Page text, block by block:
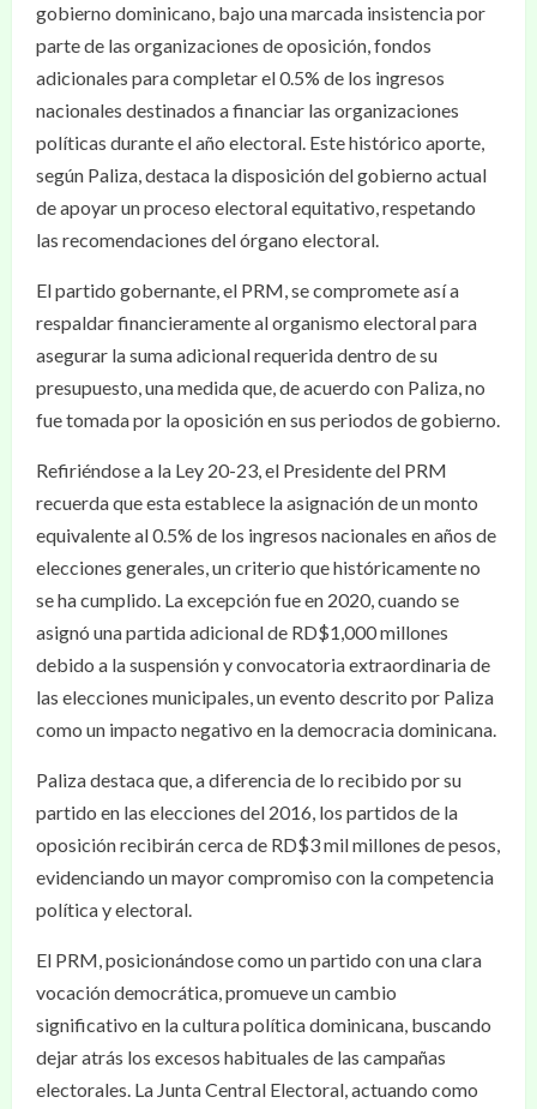
gobierno dominicano, bajo una marcada insistencia por
parte de las organizaciones de oposición, fondos
adicionales para completar el 0.5% de los ingresos
nacionales destinados a financiar las organizaciones
políticas durante el año electoral. Este histórico aporte,
según Paliza, destaca la disposición del gobierno actual
de apoyar un proceso electoral equitativo, respetando
las recomendaciones del órgano electoral.
El partido gobernante, el PRM, se compromete así a
respaldar financieramente al organismo electoral para
asegurar la suma adicional requerida dentro de su
presupuesto, una medida que, de acuerdo con Paliza, no
fue tomada por la oposición en sus periodos de gobierno.
Refiriéndose a la Ley 20-23, el Presidente del PRM
recuerda que esta establece la asignación de un monto
equivalente al 0.5% de los ingresos nacionales en años de
elecciones generales, un criterio que históricamente no
se ha cumplido. La excepción fue en 2020, cuando se
asignó una partida adicional de RD$1,000 millones
debido a la suspensión y convocatoria extraordinaria de
las elecciones municipales, un evento descrito por Paliza
como un impacto negativo en la democracia dominicana.
Paliza destaca que, a diferencia de lo recibido por su
partido en las elecciones del 2016, los partidos de la
oposición recibirán cerca de RD$3 mil millones de pesos,
evidenciando un mayor compromiso con la competencia
política y electoral.
El PRM, posicionándose como un partido con una clara
vocación democrática, promueve un cambio
significativo en la cultura política dominicana, buscando
dejar atrás los excesos habituales de las campañas
electorales. La Junta Central Electoral, actuando como